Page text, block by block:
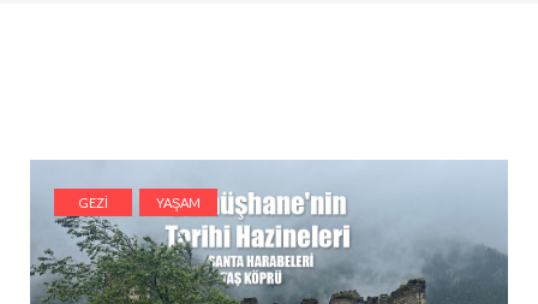
GEZI YAŞAM